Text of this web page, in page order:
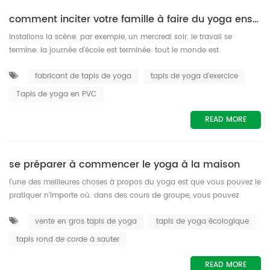
comment inciter votre famille à faire du yoga ensemble
installons la scène. par exemple, un mercredi soir. le travail se
termine. la journée d'école est terminée. tout le monde est
commencer un repas, ou jouer à un jeu. personne ne semble avoir
besoin de vous, alors c'est maintenant le moment que vous
fabricant de tapis de yoga
tapis de yoga d'exercice
Tapis de yoga en PVC
READ MORE
se préparer à commencer le yoga à la maison
l'une des meilleures choses à propos du yoga est que vous pouvez le
pratiquer n'importe où. dans des cours de groupe, vous pouvez
que d'un sens de la communauté, mais ces cours peuvent coûter
plus cher et ne correspond pas toujours à votre emploi du temps.
vente en gros tapis de yoga
tapis de yoga écologique
tapis rond de corde à sauter
READ MORE